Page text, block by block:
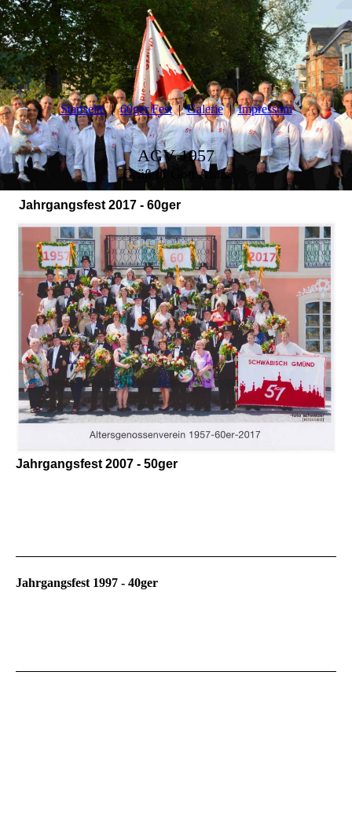
Startseite 60ger Fest Galerie Impressum
AGV 1957
Grüß di Gott Alois
Jahrgangsfest 2017 - 60ger
Jahrgangsfest 2007 - 50ger
Jahrgangsfest 1997 - 40ger